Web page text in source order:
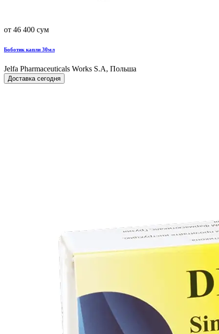
от 46 400 сум
Боботик капли 30мл
Jelfa Pharmaceuticals Works S.A, Польша
Доставка сегодня